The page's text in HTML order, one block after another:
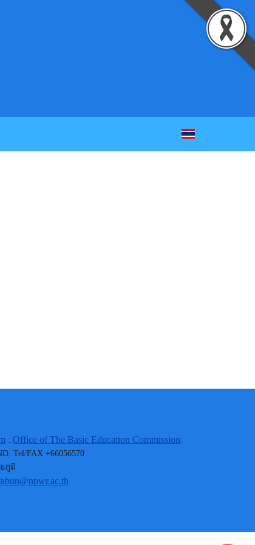
::Office of The Basic Education Commission:
Tel/FAX +66056570
ภูมิ